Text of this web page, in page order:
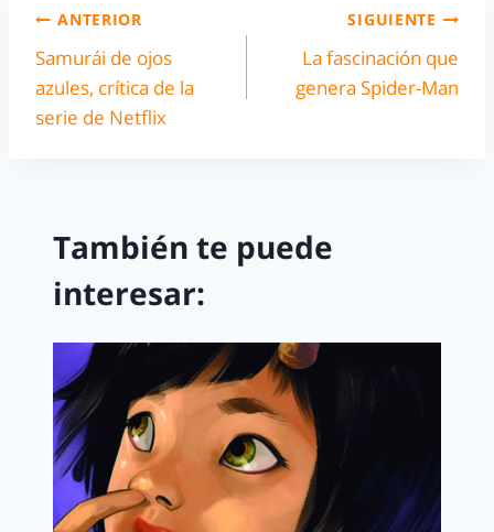
ANTERIOR
Samurái de ojos
azules, crítica de la
serie de Netflix
SIGUIENTE
La fascinación que
genera Spider-Man
También te puede
interesar: